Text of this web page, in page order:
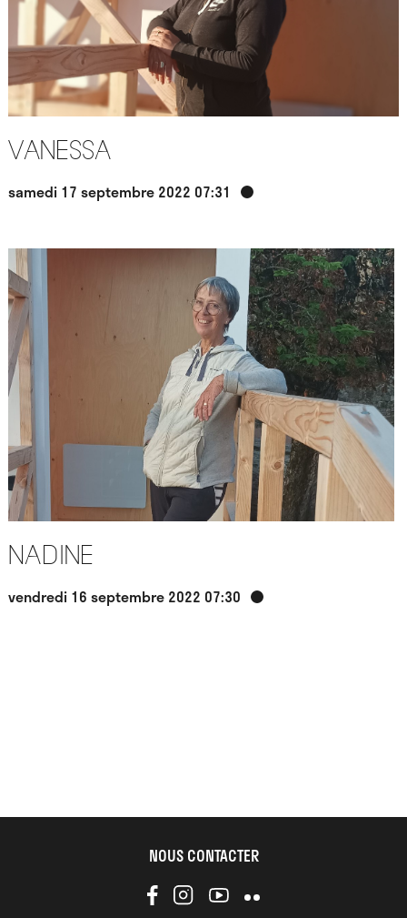
Vanessa
samedi 17 septembre 2022 07:31
Nadine
vendredi 16 septembre 2022 07:30
NOUS CONTACTER